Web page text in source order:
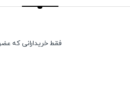
فقط خریدارانی که